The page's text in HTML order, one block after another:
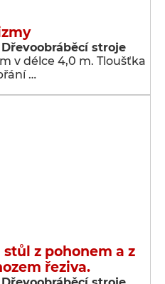
stroje
v délce 4,0 m. Tloušťka
…
z pohonem a z
řeziva.